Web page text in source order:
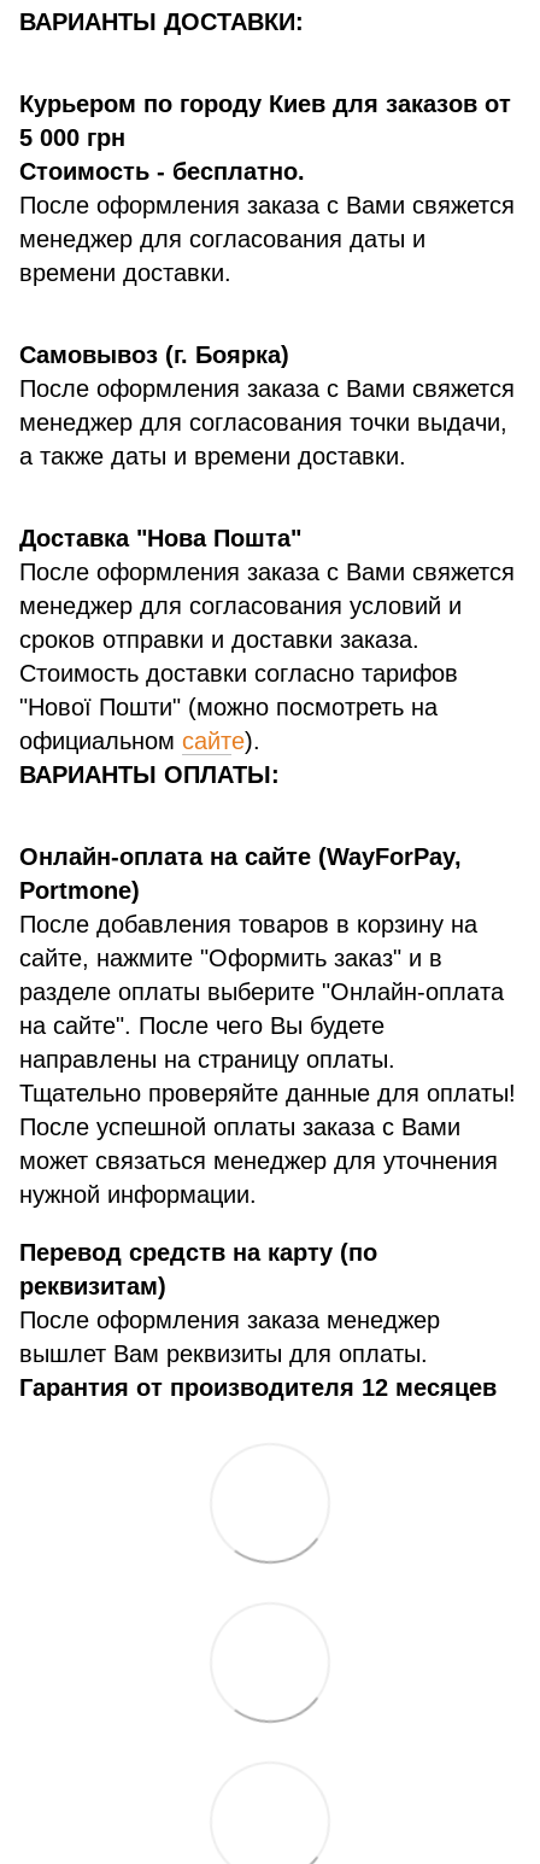
ВАРИАНТЫ ДОСТАВКИ:
Курьером по городу Киев для заказов от
5 000 грн
Стоимость - бесплатно.
После оформления заказа с Вами свяжется
менеджер для согласования даты и
времени доставки.
Самовывоз (г. Боярка)
После оформления заказа с Вами свяжется
менеджер для согласования точки выдачи,
а также даты и времени доставки.
Доставка "Нова Пошта"
После оформления заказа с Вами свяжется
менеджер для согласования условий и
сроков отправки и доставки заказа.
Стоимость доставки согласно тарифов
"Нової Пошти" (можно посмотреть на
официальном сайте).
ВАРИАНТЫ ОПЛАТЫ:
Онлайн-оплата на сайте (WayForPay,
Portmone)
После добавления товаров в корзину на
сайте, нажмите "Оформить заказ" и в
разделе оплаты выберите "Онлайн-оплата
на сайте". После чего Вы будете
направлены на страницу оплаты.
Тщательно проверяйте данные для оплаты!
После успешной оплаты заказа с Вами
может связаться менеджер для уточнения
нужной информации.
Перевод средств на карту (по
реквизитам)
После оформления заказа менеджер
вышлет Вам реквизиты для оплаты.
Гарантия от производителя 12 месяцев